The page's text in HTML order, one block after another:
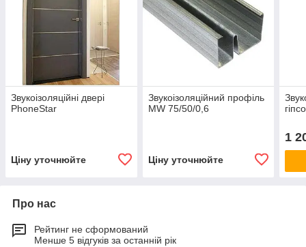
Звукоізоляційні двері
PhoneStar
Ціну уточнюйте
Звукоізоляційний профіль
MW 75/50/0,6
Ціну уточнюйте
1
Про нас
Рейтинг не сформований
Менше 5 відгуків за останній рік